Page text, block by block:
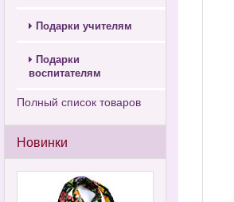
Подарки учителям
Подарки
воспитателям
Полный список товаров
Новинки